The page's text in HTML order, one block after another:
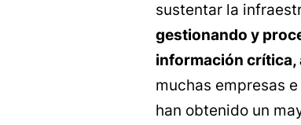
sustentar la
gestionando y
información crítica,
muchas empresas
han obtenido un